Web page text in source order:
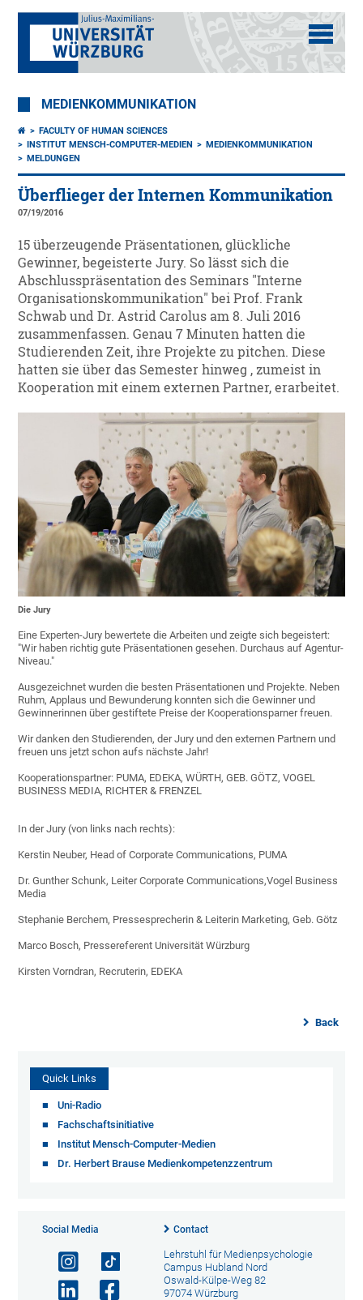
MEDIENKOMMUNIKATION
FACULTY OF HUMAN SCIENCES
INSTITUT MENSCH-COMPUTER-MEDIEN
MEDIENKOMMUNIKATION
MELDUNGEN
Überflieger der Internen Kommunikation
07/19/2016
15 überzeugende Präsentationen, glückliche
Gewinner, begeisterte Jury. So lässt sich die
Abschlusspräsentation des Seminars "Interne
Organisationskommunikation" bei Prof. Frank
Schwab und Dr. Astrid Carolus am 8. Juli 2016
zusammenfassen. Genau 7 Minuten hatten die
Studierenden Zeit, ihre Projekte zu pitchen. Diese
hatten sie über das Semester hinweg , zumeist in
Kooperation mit einem externen Partner, erarbeitet.
Die Jury
Eine Experten-Jury bewertete die Arbeiten und zeigte sich begeistert:
"Wir haben richtig gute Präsentationen gesehen. Durchaus auf Agentur-
Niveau."
Ausgezeichnet wurden die besten Präsentationen und Projekte. Neben
Ruhm, Applaus und Bewunderung konnten sich die Gewinner und
Gewinnerinnen über gestiftete Preise der Kooperationsparner freuen.
Wir danken den Studierenden, der Jury und den externen Partnern und
freuen uns jetzt schon aufs nächste Jahr!
Kooperationspartner: PUMA, EDEKA, WÜRTH, GEB. GÖTZ, VOGEL
BUSINESS MEDIA, RICHTER & FRENZEL
In der Jury (von links nach rechts):
Kerstin Neuber, Head of Corporate Communications, PUMA
Dr. Gunther Schunk, Leiter Corporate Communications,Vogel Business
Media
Stephanie Berchem, Pressesprecherin & Leiterin Marketing, Geb. Götz
Marco Bosch, Pressereferent Universität Würzburg
Kirsten Vorndran, Recruterin, EDEKA
Back
Quick Links
Uni-Radio
Fachschaftsinitiative
Institut Mensch-Computer-Medien
Dr. Herbert Brause Medienkompetenzzentrum
Social Media Contact
Lehrstuhl für Medienpsychologie
Campus Hubland Nord
Oswald-Külpe-Weg 82
97074 Würzburg